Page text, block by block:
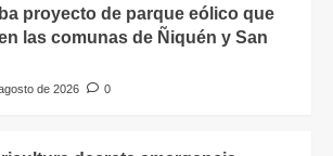
proyecto de parque eólico que
las comunas de Ñiquén y San
de 2026
0